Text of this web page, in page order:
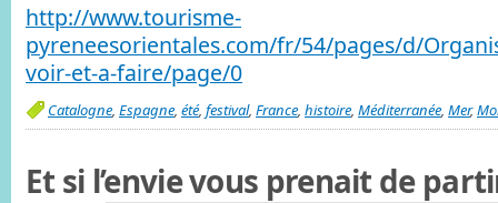
http://www.tourisme-
pyreneesorientales.com/fr/54/pages/d/
voir-et-a-faire/page/0
Catalogne, Espagne, été, festival, France, histoire, Méditerranée, Mer,
Et si l’envie vous prenait de